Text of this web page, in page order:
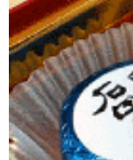
大黒正宗 [安福又
祁答院蒸留所
貴醸酒・古酒
梅酒